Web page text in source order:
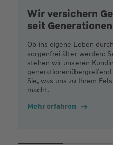
Wir versichern
seit
Ob ins eigene Leben
sorgenfrei älter werden:
stehen wir unseren
Sie, was uns zu Ihrem
macht.
Mehr erfahren